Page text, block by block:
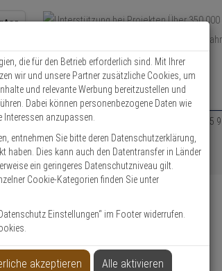
Über
Über 15 Jahre
Schneller Versand
Set 2er Abus Bravus 1000 Doppelzylinder 45/45 9
die für den Betrieb erforderlich sind. Mit Ihrer
wir und unsere Partner zusätzliche Cookies, um
und relevante Werbung bereitzustellen und
Dabei können personenbezogene Daten wie
Interessen anzupassen.
entnehmen Sie bitte deren Datenschutzerklärung,
haben. Dies kann auch den Datentransfer in Länder
ein geringeres Datenschutzniveau gilt.
Cookie-Kategorien finden Sie unter
Einstellungen“ im Footer widerrufen.
akzeptieren Alle aktivieren